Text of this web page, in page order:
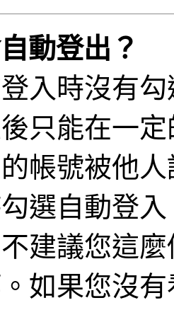
動登出？
入時沒有
只能在一
帳號被他
選自動登
建議您這
如果您沒